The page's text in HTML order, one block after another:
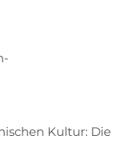
Kultur: Die